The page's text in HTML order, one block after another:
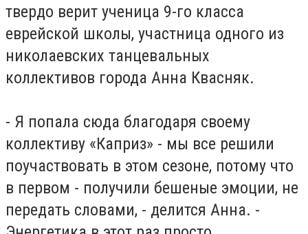
твердо верит ученица 9-го класса
еврейской школы, участница одного из
николаевских танцевальных
коллективов города Анна Квасняк.
- Я попала сюда благодаря своему
коллективу «Каприз» - мы все решили
поучаствовать в этом сезоне, потому что
в первом - получили бешеные эмоции, не
передать словами, - делится Анна. -